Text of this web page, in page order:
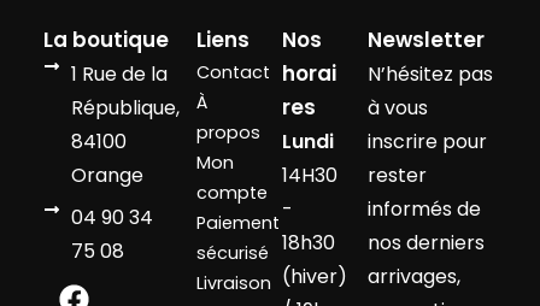
La boutique
1 Rue de la
République,
84100
Orange
04 90 34
75 08
Liens
Contact
À
propos
Mon
compte
Paiement
sécurisé
Livraison
Nos
horai
res
Lundi
14H30
-
18h30
(hiver)
Newsletter
N’hésitez pas
à vous
inscrire pour
rester
informés de
nos derniers
arrivages,